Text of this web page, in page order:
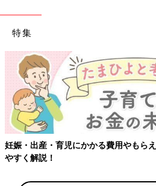
特集
妊娠・出産・育児にかかる費用やもら
やすく解説！